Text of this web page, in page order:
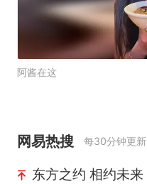
阿酱在这
网易热搜 每30分钟更新
东方之约 相约未来